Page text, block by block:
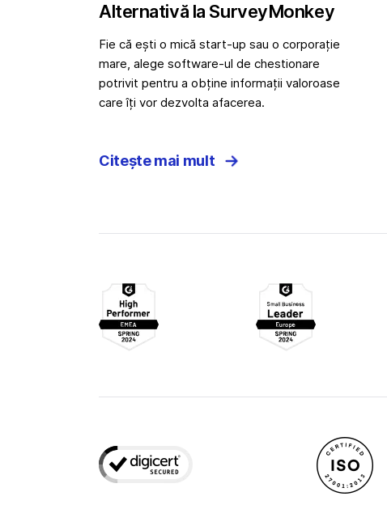
Alternativă la SurveyMonkey
Fie că ești o mică start-up sau o corporație
mare, alege software-ul de chestionare
potrivit pentru a obține informații valoroase
care îți vor dezvolta afacerea.
Citește mai mult